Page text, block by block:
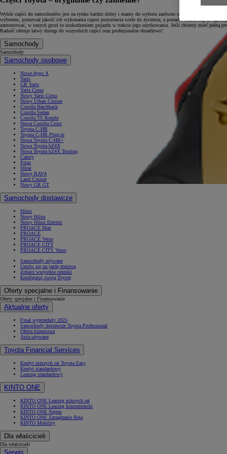
Wybór części do samochodów jest na rynku bardzo dobry i mamy do wyboru zarówno oryginalne,
wyborem, ponieważ jakość ich wykonania często pozostawia wiele do życzenia, a ponadto zdarza się, że
zamontować, w innych grozi to uszkodzeniem pojazdu w trakcie jego użytkowania. Jeśli chcemy mieć pełną
Radość oferuje łatwy dostęp do wszystkich części oraz profesjonalne doradztwo!
Samochody
Samochody
Samochody osobowe
Nowe Aygo X
Yaris
GR Yaris
Yaris Cross
Nowy Yaris Cross
Nowy Urban Cruiser
Corolla Hatchback
Corolla Sedan
Corolla TS Kombi
Nowa Corolla Cross
Toyota C-HR
Toyota C-HR Plug-in
Nowa Toyota C-HR+
Nowa Toyota bZ4X
Nowa Toyota bZ4X Touring
Camry
Prius
Mirai
Nowy RAV4
Land Cruiser
Nowy GR GT
Samochody dostawcze
Hilux
Nowy Hilux
Nowy Hilux Electric
PROACE Max
PROACE
PROACE Verso
PROACE CITY
PROACE CITY Verso
Samochody używane
Umów się na jazdę testową
Zobacz wszystkie cenniki
Konfiguruj swoją Toyotę
Oferty specjalne i Finansowanie
Oferty specjalne i Finansowanie
Aktualne oferty
Finał wyprzedaży 2025
Samochody dostawcze Toyota Professional
Oferta biznesowa
Auta używane
Toyota Financial Services
Kredyt niższych rat Toyota Easy
Kredyt standardowy
Leasing standardowy
KINTO ONE
KINTO ONE Leasing niższych rat
KINTO ONE Leasing konsumencki
KINTO ONE Najem
KINTO ONE Zarządzanie flotą
KINTO Mobility
Dla właścicieli
Dla właścicieli
Serwis